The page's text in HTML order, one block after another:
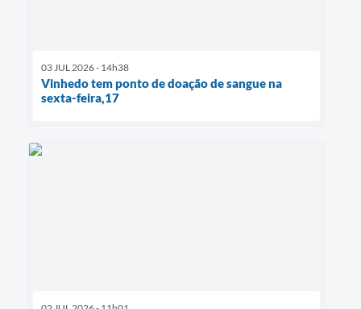
03 JUL 2026 - 14h38
Vinhedo tem ponto de doação de sangue na
sexta-feira,17